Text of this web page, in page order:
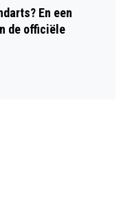
En een
de officiële